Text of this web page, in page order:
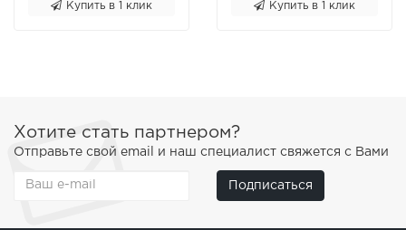
Купить в 1 клик Купить в 1 клик
Хотите стать партнером?
Отправьте свой email и наш специалист свяжется с Вами
Подписаться